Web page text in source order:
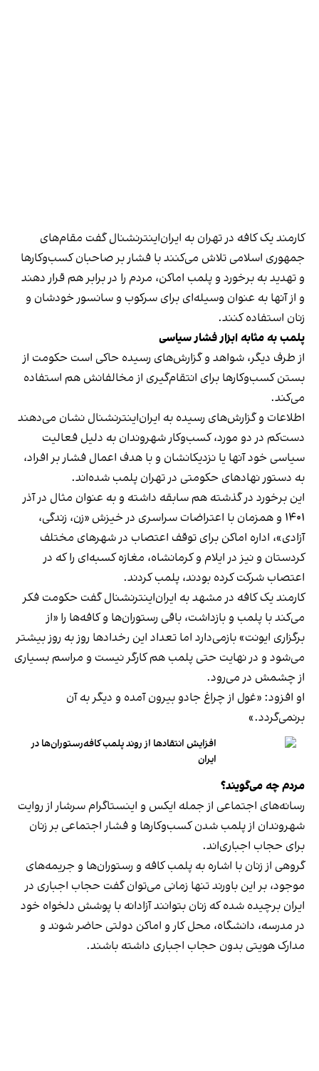
کارمند یک کافه در تهران به ایران‌اینترنشنال گفت مقام‌های
جمهوری اسلامی تلاش می‌کنند با فشار بر صاحبان کسب‌وکارها
و تهدید به برخورد و پلمب اماکن، مردم را در برابر هم قرار دهند
و از آنها به عنوان وسیله‌ای برای سرکوب و سانسور خودشان و
زنان استفاده کنند.
پلمب به مثابه ابزار فشار سیاسی
از طرف دیگر، شواهد و گزارش‌های رسیده حاکی است حکومت از
بستن کسب‌وکارها برای انتقام‌گیری از مخالفانش هم استفاده
می‌کند.
اطلاعات و گزارش‌های رسیده به ایران‌اینترنشنال نشان می‌دهند
دست‌کم در دو مورد، کسب‌وکار شهروندان به دلیل فعالیت
سیاسی خود آنها یا نزدیکانشان و با هدف اعمال فشار بر افراد،
به دستور نهادهای حکومتی در تهران پلمب شده‌اند.
این برخورد در گذشته هم سابقه داشته و به عنوان مثال در آذر
۱۴۰۱ و همزمان با اعتراضات سراسری در خیزش «زن، زندگی،
آزادی»، اداره اماکن برای توقف اعتصاب در شهرهای مختلف
کردستان و نیز در ایلام و کرمانشاه، مغازه کسبه‌ای را که در
اعتصاب شرکت کرده بودند، پلمب کردند.
کارمند یک کافه در مشهد به ایران‌اینترنشنال گفت حکومت فکر
می‌کند با پلمب و بازداشت، باقی رستوران‌ها و کافه‌ها را «از
برگزاری ایونت» بازمی‌دارد اما تعداد این رخدادها روز به روز بیشتر
می‌شود و در نهایت حتی پلمب هم کارگر نیست و مراسم بسیاری
از چشمش در می‌رود.
او افزود: «غول از چراغ جادو بیرون آمده و دیگر به آن
برنمی‎‌گردد.»
افزایش انتقادها از روند پلمب کافه‌رستوران‌ها در
ایران
مردم چه می‌گویند؟
رسانه‎‌های اجتماعی از جمله ایکس و اینستاگرام سرشار از روایت
شهروندان از پلمب شدن کسب‌وکارها و فشار اجتماعی بر زنان
برای حجاب اجباری‌اند.
گروهی از زنان با اشاره به پلمب کافه و رستوران‌ها و جریمه‌های
موجود، بر این باورند تنها زمانی می‌توان گفت حجاب اجباری در
ایران برچیده شده که زنان بتوانند آزادانه با پوشش دلخواه خود
در مدرسه، دانشگاه، محل کار و اماکن دولتی حاضر شوند و
مدارک هویتی بدون حجاب اجباری داشته باشند.